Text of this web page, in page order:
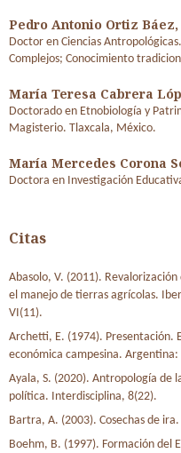
Pedro Antonio Ortiz Báez,
Doctor en Ciencias
Complejos; Conocimiento
María Teresa Cabrera
Doctorado en Etnobiología y
Magisterio. Tlaxcala, México.
María Mercedes Corona
Doctora en Investigación
Citas
Abasolo, V. (2011).
el manejo de tierras agrícolas.
VI(11).
Archetti, E. (1974). Presentación.
económica campesina. Argentina:
Ayala, S. (2020). Antropología de
política. Interdisciplina, 8(22).
Bartra, A. (2003). Cosechas de
Boehm, B. (1997). Formación del